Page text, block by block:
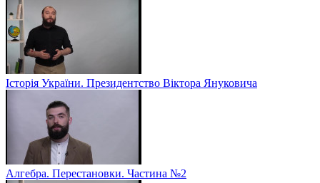
Історія України. Президентство Віктора Януковича
Алгебра. Перестановки. Частина №2